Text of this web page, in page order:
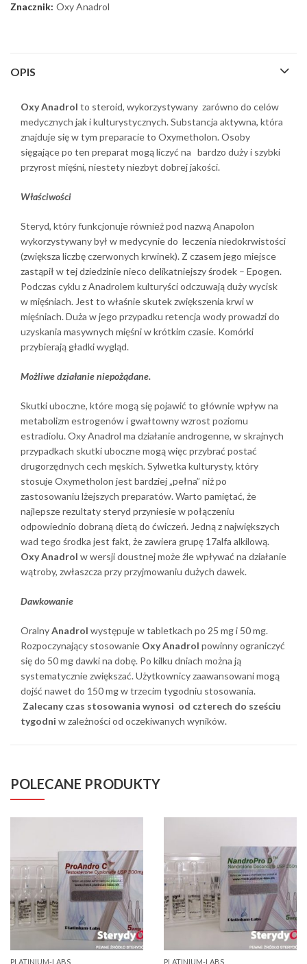
Znacznik: Oxy Anadrol
OPIS
Oxy Anadrol to steroid, wykorzystywany zarówno do celów
medycznych jak i kulturystycznych. Substancja aktywna, która
znajduje się w tym preparacie to Oxymetholon. Osoby
sięgające po ten preparat mogą liczyć na bardzo duży i szybki
przyrost mięśni, niestety niezbyt dobrej jakości.
Właściwości
Steryd, który funkcjonuje również pod nazwą Anapolon
wykorzystywany był w medycynie do leczenia niedokrwistości
(zwiększa liczbę czerwonych krwinek). Z czasem jego miejsce
zastąpił w tej dziedzinie nieco delikatniejszy środek – Epogen.
Podczas cyklu z Anadrolem kulturyści odczuwają duży wycisk
w mięśniach. Jest to właśnie skutek zwiększenia krwi w
mięśniach. Duża w jego przypadku retencja wody prowadzi do
uzyskania masywnych mięśni w krótkim czasie. Komórki
przybierają gładki wygląd.
Możliwe działanie niepożądane.
Skutki uboczne, które mogą się pojawić to głównie wpływ na
metabolizm estrogenów i gwałtowny wzrost poziomu
estradiolu. Oxy Anadrol ma działanie androgenne, w skrajnych
przypadkach skutki uboczne mogą więc przybrać postać
drugorzędnych cech męskich. Sylwetka kulturysty, który
stosuje Oxymetholon jest bardziej „pełna” niż po
zastosowaniu lżejszych preparatów. Warto pamiętać, że
najlepsze rezultaty steryd przyniesie w połączeniu
odpowiednio dobraną dietą do ćwiczeń. Jedną z największych
wad tego środka jest fakt, że zawiera grupę 17alfa alkilową.
Oxy Anadrol w wersji doustnej może źle wpływać na działanie
wątroby, zwłaszcza przy przyjmowaniu dużych dawek.
Dawkowanie
OralnyAnadrol występuje w tabletkach po 25 mg i 50 mg.
Rozpoczynający stosowanie Oxy Anadrol powinny ograniczyć
się do 50 mg dawki na dobę. Po kilku dniach można ją
systematycznie zwiększać. Użytkownicy zaawansowani mogą
dojść nawet do 150 mg w trzecim tygodniu stosowania.
Zalecany czas stosowania wynosi od czterech do sześciu
tygodni w zależności od oczekiwanych wyników.
POLECANE PRODUKTY
PLATINIUM-LABS PLATINIUM-LABS